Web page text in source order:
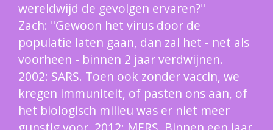
wereldwijd de gevolgen ervaren?"
Zach: "Gewoon het virus door de
populatie laten gaan, dan zal het - net als
voorheen - binnen 2 jaar verdwijnen.
2002: SARS. Toen ook zonder vaccin, we
kregen immuniteit, of pasten ons aan, of
het biologisch milieu was er niet meer